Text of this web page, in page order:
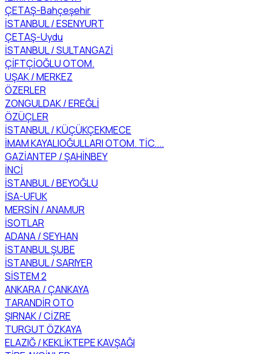
ÇETAŞ-Bahçeşehir
İSTANBUL / ESENYURT
ÇETAŞ-Uydu
İSTANBUL / SULTANGAZİ
ÇİFTÇİOĞLU OTOM.
UŞAK / MERKEZ
ÖZERLER
ZONGULDAK / EREĞLİ
ÖZÜÇLER
İSTANBUL / KÜÇÜKÇEKMECE
İMAM KAYALIOĞULLARI OTOM. TİC....
GAZİANTEP / ŞAHİNBEY
İNCİ
İSTANBUL / BEYOĞLU
İSA-UFUK
MERSİN / ANAMUR
İSOTLAR
ADANA / SEYHAN
İSTANBUL ŞUBE
İSTANBUL / SARIYER
SİSTEM 2
ANKARA / ÇANKAYA
TARANDİR OTO
ŞIRNAK / CİZRE
TURGUT ÖZKAYA
ELAZIĞ / KEKLİKTEPE KAVŞAĞI